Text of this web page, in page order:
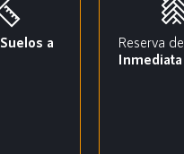
Suelos a
Reserva de
Inmediata